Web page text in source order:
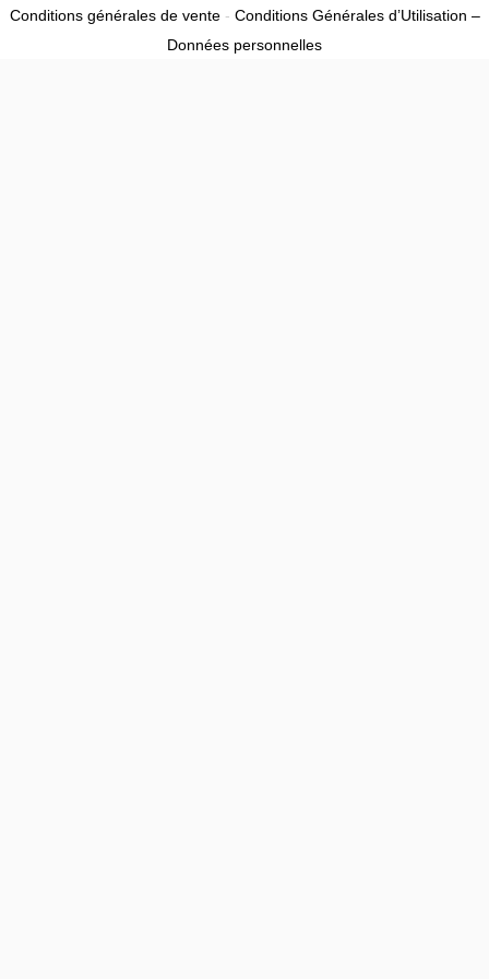
Conditions générales de vente- Conditions Générales d’Utilisation –
Données personnelles